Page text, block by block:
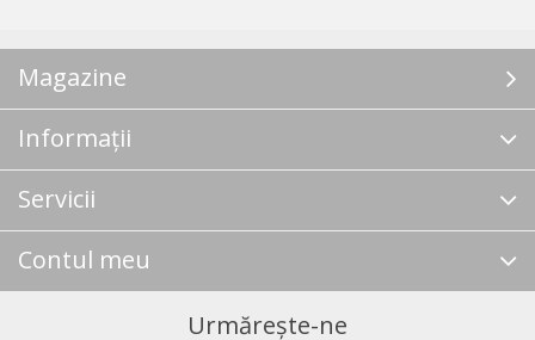
Magazine
Informații
Servicii
Contul meu
Urmărește-ne